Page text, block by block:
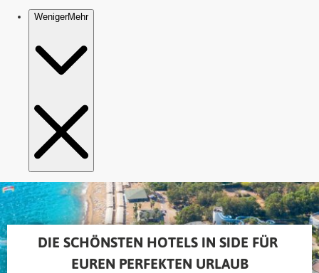
DIE SCHÖNSTEN HOTELS IN SIDE FÜR
EUREN PERFEKTEN URLAUB